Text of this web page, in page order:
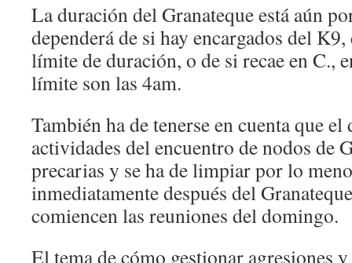
La duración del Granateque está aún
dependerá de si hay encargados del
límite de duración, o de si recae en C.,
límite son las 4am.
También ha de tenerse en cuenta que
actividades del encuentro de nodos de
precarias y se ha de limpiar por lo
inmediatamente después del
comiencen las reuniones del domingo.
El tema de cómo gestionar agresiones